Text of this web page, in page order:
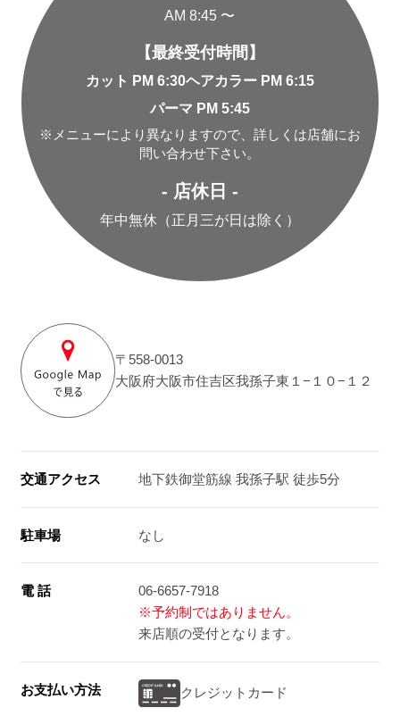
AM 8:45 〜
【最終受付時間】
カット PM 6:30ヘアカラー PM 6:15
パーマ PM 5:45
※メニューにより異なりますので、詳しくは店舗にお
問い合わせ下さい。
- 店休日 -
年中無休（正月三が日は除く）
〒558-0013
大阪府大阪市住吉区我孫子東１−１０−１２
交通アクセス 地下鉄御堂筋線 我孫子駅 徒歩5分
駐車場 なし
電 話
06-6657-7918
※予約制ではありません。
来店順の受付となります。
お支払い方法 クレジットカード